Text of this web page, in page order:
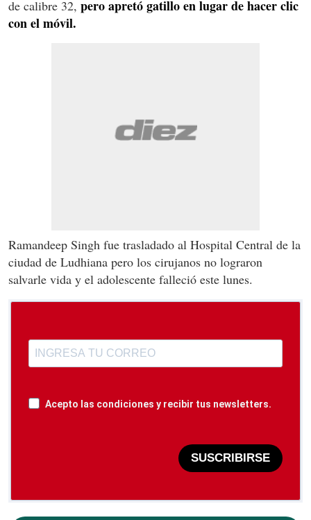
de calibre 32, pero apretó gatillo en lugar de hacer clic
con el móvil.
Ramandeep Singh fue trasladado al Hospital Central de la
ciudad de Ludhiana pero los cirujanos no lograron
salvarle vida y el adolescente falleció este lunes.
Acepto las condiciones y recibir tus newsletters.
SUSCRIBIRSE